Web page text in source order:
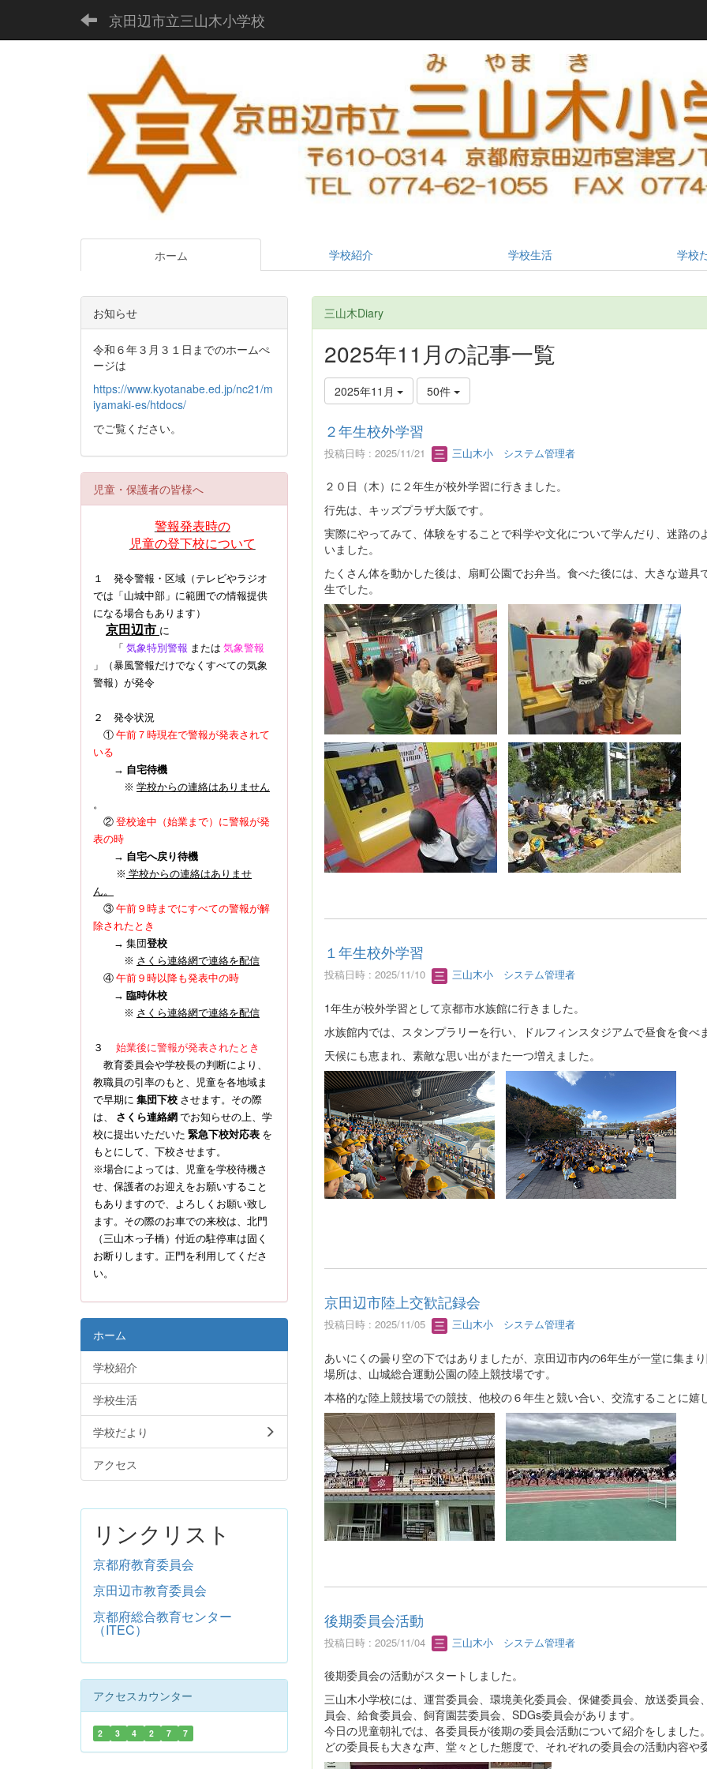
京田辺市立三山木小学校
ホーム 学校紹介 学校生活 学校
三山木Diary
2025年11月の記事一覧
2025年11月 50件
２年生校外学習
投稿日時 : 2025/11/21 三山木小 システム管理者
２０日（木）に２年生が校外学習に行きました。
行先は、キッズプラザ大阪です。
実際にやってみて、体験をすることで科学や文化について学んだり、迷路
いました。
たくさん体を動かした後は、扇町公園でお弁当。食べた後には、大きな遊
生でした。
１年生校外学習
投稿日時 : 2025/11/10 三山木小 システム管理者
1年生が校外学習として京都市水族館に行きました。
水族館内では、スタンプラリーを行い、ドルフィンスタジアムで昼食を食べ
天候にも恵まれ、素敵な思い出がまた一つ増えました。
京田辺市陸上交歓記録会
投稿日時 : 2025/11/05 三山木小 システム管理者
あいにくの曇り空の下ではありましたが、京田辺市内の6年生が一堂に集ま
場所は、山城総合運動公園の陸上競技場です。
本格的な陸上競技場での競技、他校の６年生と競い合い、交流することに嬉
後期委員会活動
投稿日時 : 2025/11/04 三山木小 システム管理者
後期委員会の活動がスタートしました。
三山木小学校には、運営委員会、環境美化委員会、保健委員会、放送委員
員会、給食委員会、飼育園芸委員会、SDGs委員会があります。
今日の児童朝礼では、各委員長が後期の委員会活動について紹介をしました
どの委員長も大きな声、堂々とした態度で、それぞれの委員会の活動内容
お知らせ
令和６年３月３１日までのホームぺ
ージは
https://www.kyotanabe.ed.jp/nc21/m
iyamaki-es/htdocs/
でご覧ください。
児童・保護者の皆様へ
警報発表時の
児童の登下校について
１ 発令警報・区域（テレビやラジオ
では「山城中部」に範囲での情報提供
になる場合もあります）
京田辺市 に
「 気象特別警報 または 気象警報
」（暴風警報だけでなくすべての気象
警報） が発令
２ 発令状況
① 午前７時現在で警報が発表されて
いる
→ 自宅待機
※ 学校からの連絡はありません
。
② 登校途中（始業まで）に警報が発
表の時
→ 自宅へ戻り待機
※ 学校からの連絡はありませ
ん。
③ 午前９時までにすべての警報が解
除されたとき
→ 集団登校
※ さくら連絡網で連絡を配信
④ 午前９時以降も発表中の時
→ 臨時休校
※ さくら連絡網で連絡を配信
３ 始業後に警報が発表されたとき
教育委員会や学校長の判断により、
教職員の引率のもと、児童を各地域ま
で早期に 集団下校 させます。その際
は、 さくら連絡網 でお知らせの上、学
校に提出いただいた 緊急下校対応表 を
もとにして、下校させます。
※場合によっては、児童を学校待機さ
せ、保護者のお迎えをお願いすること
もありますので、よろしくお願い致し
ます。その際のお車での来校は、北門
（三山木っ子橋）付近の駐停車は固く
お断りします。正門を利用してくださ
い。
ホーム
学校紹介
学校生活
学校だより
アクセス
リンクリスト
京都府教育委員会
京田辺市教育委員会
京都府総合教育センター
（ITEC）
アクセスカウンター
2 3 4 2 7 7